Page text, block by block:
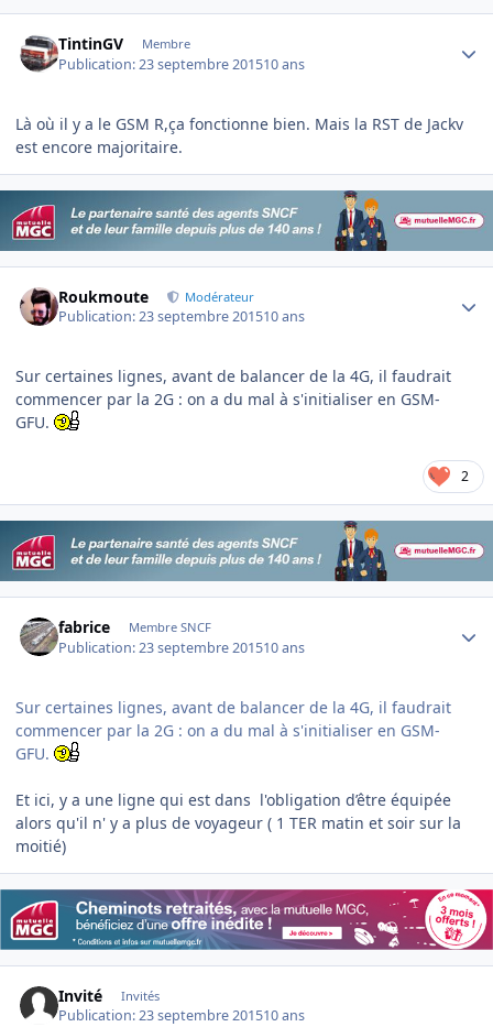
TintinGV Membre
Publication:23 septembre 201510 ans
Là où il y a le GSM R,ça fonctionne bien. Mais la RST de Jackv
est encore majoritaire.
Roukmoute Modérateur
Publication:23 septembre 201510 ans
Sur certaines lignes, avant de balancer de la 4G, il faudrait
commencer par la 2G : on a du mal à s'initialiser en GSM-
GFU.
2
fabrice Membre SNCF
Publication:23 septembre 201510 ans
Sur certaines lignes, avant de balancer de la 4G, il faudrait
commencer par la 2G : on a du mal à s'initialiser en GSM-
GFU.
Et ici, y a une ligne qui est dans l'obligation d’être équipée
alors qu'il n' y a plus de voyageur ( 1 TER matin et soir sur la
moitié)
Invité Invités
Publication:23 septembre 201510 ans